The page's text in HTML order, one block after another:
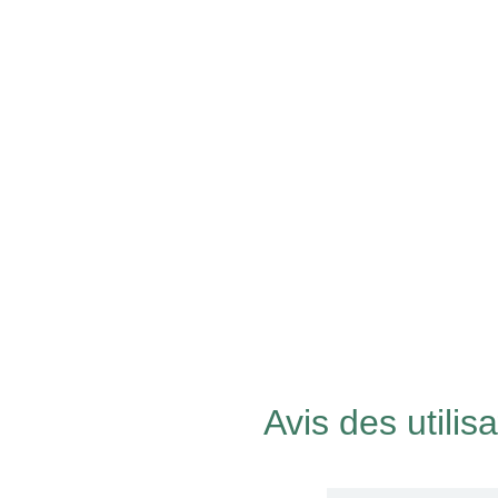
Avis des